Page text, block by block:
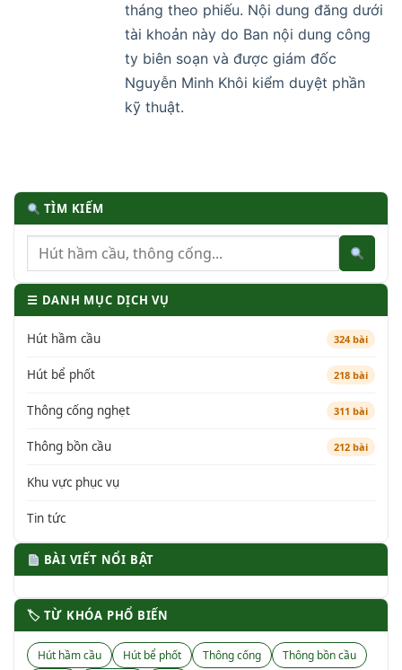
tháng theo phiếu. Nội dung đăng dưới
tài khoản này do Ban nội dung công
ty biên soạn và được giám đốc
Nguyễn Minh Khôi kiểm duyệt phần
kỹ thuật.
TÌM KIẾM
☰ DANH MỤC DỊCH VỤ
Hút hầm cầu 324 bài
Hút bể phốt 218 bài
Thông cống nghẹt 311 bài
Thông bồn cầu 212 bài
Khu vực phục vụ
Tin tức
BÀI VIẾT NỔI BẬT
🏷 TỪ KHÓA PHỔ BIẾN
Hút hầm cầu Hút bể phốt Thông cống
Thông bồn cầu